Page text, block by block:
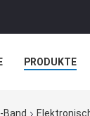
PRODUKTE